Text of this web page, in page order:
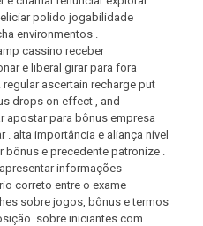
polido jogabilidade
environmentos .
cassino receber
e liberal girar para fora
ascertain recharge put
drops on effect , and
apostar para bônus empresa
. alta importância e aliança nível
bônus e precedente patronize .
informações
correto entre o exame
sobre jogos, bônus e termos
sobre iniciantes com